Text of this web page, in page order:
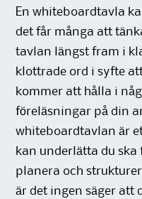
En whiteboardtavla
det får många att
tavlan längst fram i
klottrade ord i syfte
kommer att hålla i
föreläsningar på din
whiteboardtavlan är
kan underlätta du
planera och
är det ingen säger att